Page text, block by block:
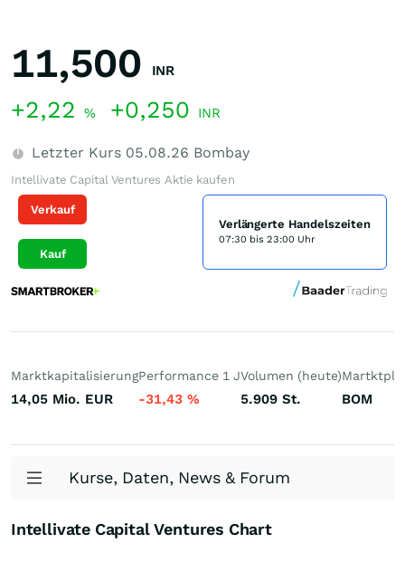
11,500 INR
+2,22 % +0,250 INR
Letzter Kurs 05.08.26 Bombay
Intellivate Capital Ventures Aktie kaufen
Verkauf
Kauf
Verlängerte Handelszeiten
07:30 bis 23:00 Uhr
Marktkapitalisierung
14,05 Mio. EUR
Performance 1 J
-31,43 %
Volumen (heute)
5.909 St. BOM
Kurse, Daten, News & Forum
Intellivate Capital Ventures Chart